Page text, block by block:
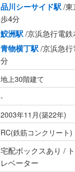
品川シーサイド駅/
歩4分
鮫洲駅/京浜急行電
青物横丁駅/京浜急
分
地上30階建て
-
2003年11月(築22年)
RC(鉄筋コンクリート)
宅配ボックスあり /
レベーター